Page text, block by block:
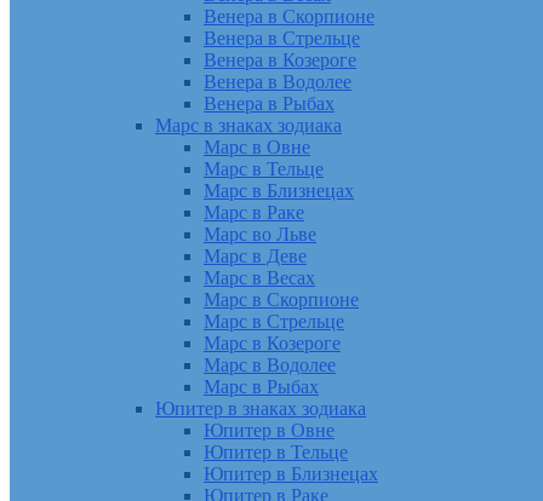
Венера в Скорпионе
Венера в Стрельце
Венера в Козероге
Венера в Водолее
Венера в Рыбах
Марс в знаках зодиака
Марс в Овне
Марс в Тельце
Марс в Близнецах
Марс в Раке
Марс во Льве
Марс в Деве
Марс в Весах
Марс в Скорпионе
Марс в Стрельце
Марс в Козероге
Марс в Водолее
Марс в Рыбах
Юпитер в знаках зодиака
Юпитер в Овне
Юпитер в Тельце
Юпитер в Близнецах
Юпитер в Раке